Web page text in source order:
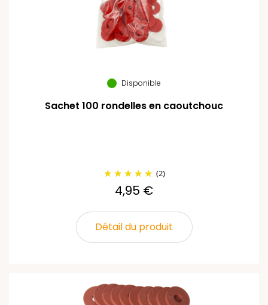
Disponible
Sachet 100 rondelles en caoutchouc
(2)
4,95 €
Détail du produit